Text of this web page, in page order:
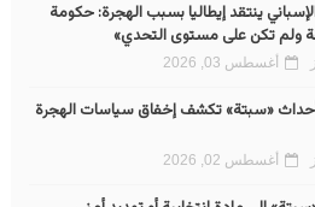
ينتقد إيطاليا بسبب الهجرة: حكومة
ولم تكن على مستوى التحدي»
أغسطس 03, 2026
«سبتة» تكشف إخفاق سياسات الهجرة
أغسطس 02, 2026